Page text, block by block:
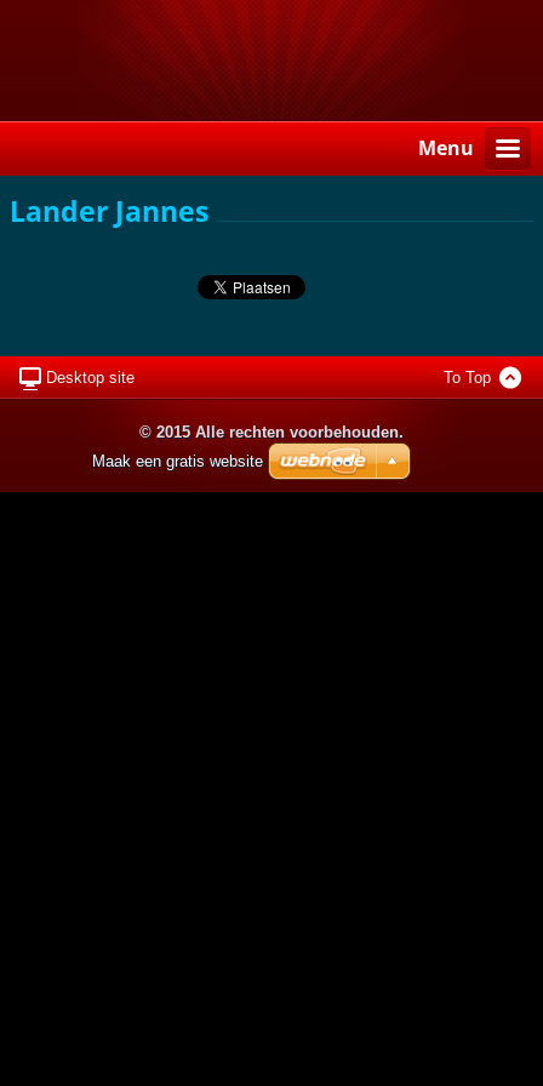
Menu
Lander Jannes
Desktop site To Top
© 2015 Alle rechten voorbehouden.
Maak een gratis website